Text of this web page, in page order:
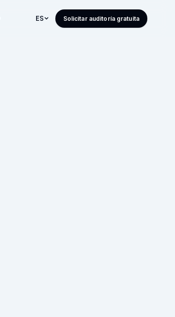
ES Solicitar auditoría gratuita